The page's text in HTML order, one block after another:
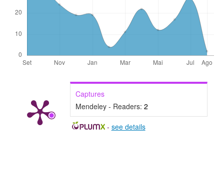
Captures
Mendeley - Readers: 2
- see details